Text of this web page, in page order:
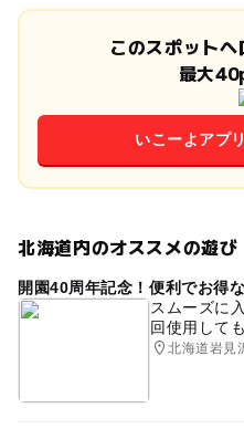
このスポット
最大
いこーよアプ
北海道内のオススメの遊び
開園40周年記念！便利でお得
スムーズに
回使用して
北海道岩見